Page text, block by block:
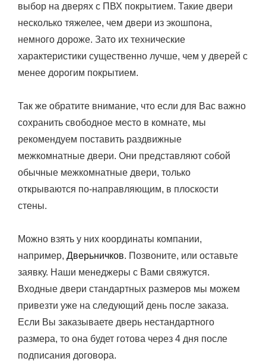
выбор на дверях с ПВХ покрытием. Такие двери
несколько тяжелее, чем двери из экошпона,
немного дороже. Зато их технические
характеристики существенно лучше, чем у дверей с
менее дорогим покрытием.
Так же обратите внимание, что если для Вас важно
сохранить свободное место в комнате, мы
рекомендуем поставить раздвижные
межкомнатные двери. Они представляют собой
обычные межкомнатные двери, только
открываются по-направляющим, в плоскости
стены.
Можно взять у них координаты компании,
например, Дверьничков. Позвоните, или оставьте
заявку. Наши менеджеры с Вами свяжутся.
Входные двери стандартных размеров мы можем
привезти уже на следующий день после заказа.
Если Вы заказываете дверь нестандартного
размера, то она будет готова через 4 дня после
подписания договора.